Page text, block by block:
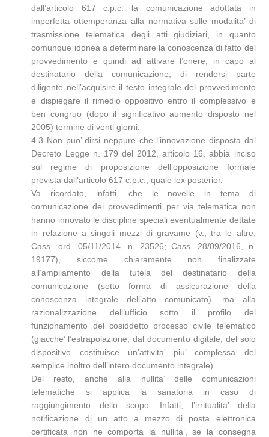
dall’articolo 617 c.p.c. la comunicazione adottata in
imperfetta ottemperanza alla normativa sulle modalita’ di
trasmissione telematica degli atti giudiziari, in quanto
comunque idonea a determinare la conoscenza di fatto del
provvedimento e quindi ad attivare l’onere, in capo al
destinatario della comunicazione, di rendersi parte
diligente nell’acquisire il testo integrale del provvedimento
e dispiegare il rimedio oppositivo entro il complessivo e
ben congruo (dopo il significativo aumento disposto nel
2005) termine di venti giorni.
4.3 Non puo’ dirsi neppure che l’innovazione disposta dal
Decreto Legge n. 179 del 2012, articolo 16, abbia inciso
sul regime di proposizione dell’opposizione formale
prevista dall’articolo 617 c.p.c., quale lex posterior.
Va ricordato, infatti, che le novelle in tema di
comunicazione dei provvedimenti per via telematica non
hanno innovato le discipline speciali eventualmente dettate
in relazione a singoli mezzi di gravame (v., tra le altre,
Cass. ord. 05/11/2014, n. 23526; Cass. 28/09/2016, n.
19177), siccome chiaramente non finalizzate
all’ampliamento della tutela del destinatario della
comunicazione (sotto forma di assicurazione della
conoscenza integrale dell’atto comunicato), ma alla
razionalizzazione dell’ufficio sotto il profilo del
funzionamento del cosiddetto processo civile telematico
(giacche’ l’estrapolazione, dal documento digitale, del solo
dispositivo costituisce un’attivita’ piu’ complessa del
semplice inoltro dell’intero documento integrale).
Del resto, anche alla nullita’ delle comunicazioni
telematiche si applica la sanatoria in caso di
raggiungimento dello scopo. Infatti, l’irritualita’ della
notificazione di un atto a mezzo di posta elettronica
certificata non ne comporta la nullita’, se la consegna